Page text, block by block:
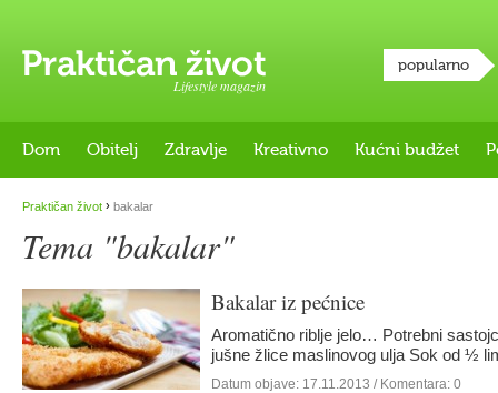
Lifestyle magazin
popularno
Dom Obitelj Zdravlje Kreativno Kućni budžet
Praktičan život › bakalar
Tema "bakalar"
Bakalar iz pećnice
Aromatično riblje jelo… Potrebni
jušne žlice maslinovog ulja Sok od ½
Datum objave: 17.11.2013 / Komentara: 0